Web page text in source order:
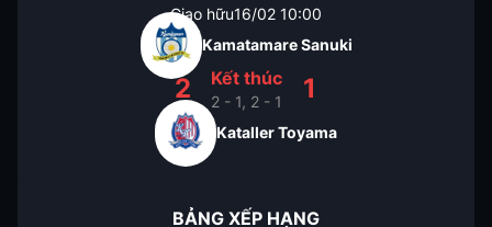
Giao hữu16/02 10:00
Kamatamare Sanuki
2 Kết thúc
2 - 1, 2 - 1 1
Kataller Toyama
BẢNG XẾP HẠNG